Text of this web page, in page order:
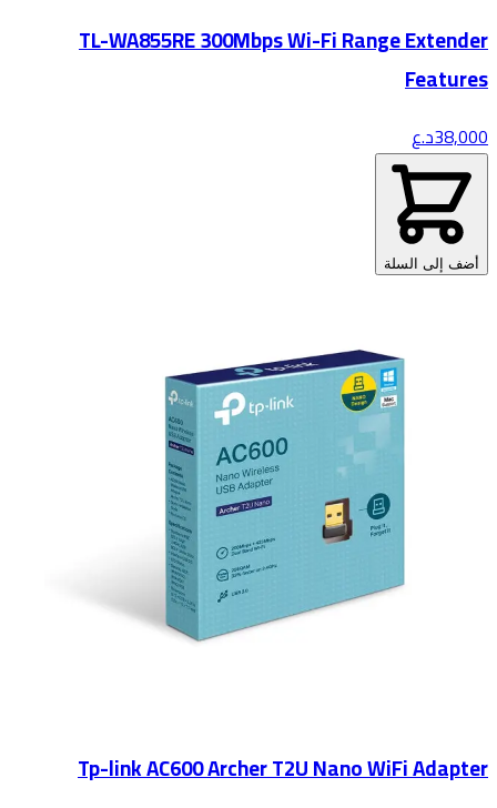
TL-WA855RE 300Mbps Wi-Fi Range Extender
Features
38,000د.ع
أضف إلى السلة
Tp-link AC600 Archer T2U Nano WiFi Adapter